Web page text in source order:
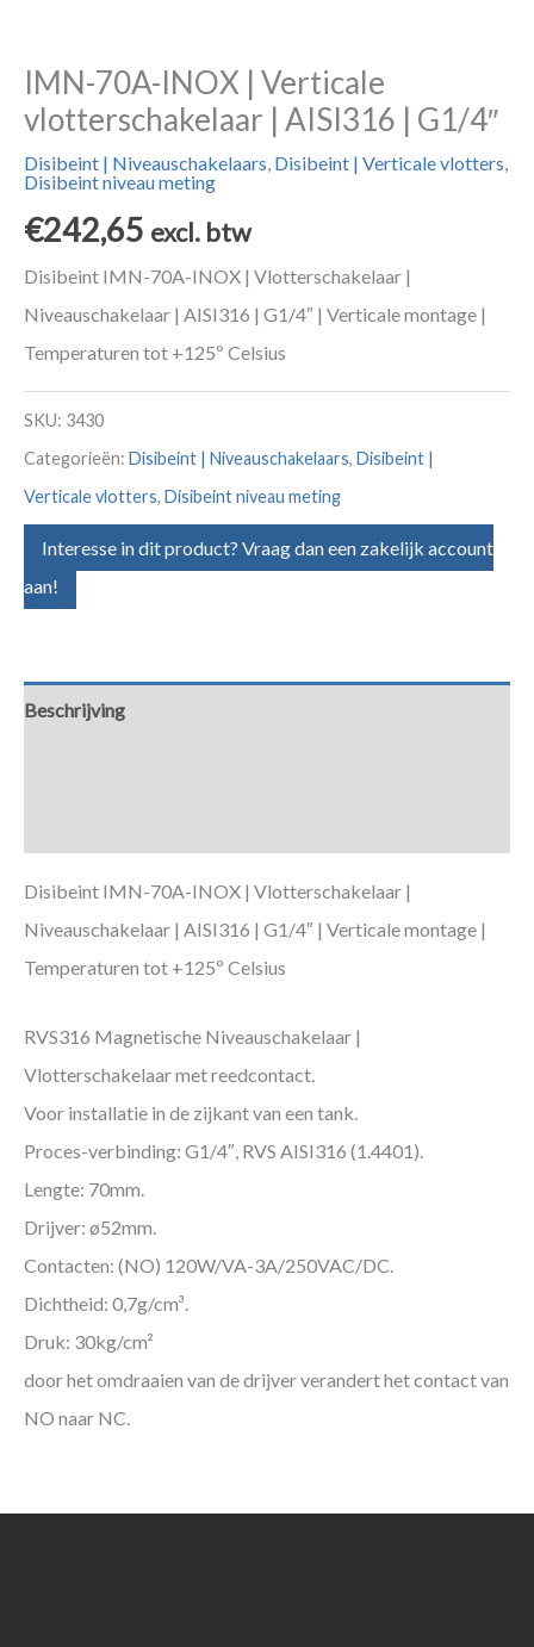
IMN-70A-INOX | Verticale
vlotterschakelaar | AISI316 | G1/4″
Disibeint | Niveauschakelaars, Disibeint | Verticale vlotters,
Disibeint niveau meting
€242,65 excl. btw
Disibeint IMN-70A-INOX | Vlotterschakelaar |
Niveauschakelaar | AISI316 | G1/4″ | Verticale montage |
Temperaturen tot +125º Celsius
SKU: 3430
Categorieën: Disibeint | Niveauschakelaars, Disibeint |
Verticale vlotters, Disibeint niveau meting
Interesse in dit product? Vraag dan een zakelijk account
aan!
Beschrijving
Disibeint IMN-70A-INOX | Vlotterschakelaar |
Niveauschakelaar | AISI316 | G1/4″ | Verticale montage |
Temperaturen tot +125º Celsius
RVS316 Magnetische Niveauschakelaar |
Vlotterschakelaar met reedcontact.
Voor installatie in de zijkant van een tank.
Proces-verbinding: G1/4″, RVS AISI316 (1.4401).
Lengte: 70mm.
Drijver: ø52mm.
Contacten: (NO) 120W/VA-3A/250VAC/DC.
Dichtheid: 0,7g/cm³.
Druk: 30kg/cm²
door het omdraaien van de drijver verandert het contact van
NO naar NC.